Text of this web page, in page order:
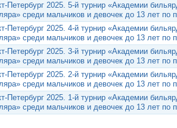
Петербург 2025. 5-й турнир «Академии
среди мальчиков и девочек до 13 лет по
Петербург 2025. 4-й турнир «Академии
среди мальчиков и девочек до 13 лет по
Петербург 2025. 3-й турнир «Академии
среди мальчиков и девочек до 13 лет по
Петербург 2025. 2-й турнир «Академии
среди мальчиков и девочек до 13 лет по
Петербург 2025. 1-й турнир «Академии
среди мальчиков и девочек до 13 лет по